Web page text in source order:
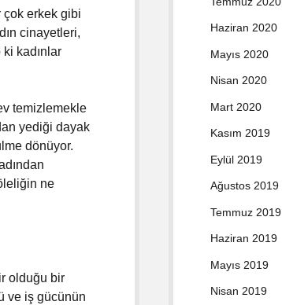
çok erkek gibi
cinayetleri,
kadınlar
temizlemekle
yediği dayak
dönüyor.
ne
olduğu bir
ve iş gücünün
Haziran 2020
Mayıs 2020
Nisan 2020
Mart 2020
Kasım 2019
Eylül 2019
Ağustos 2019
Temmuz 2019
Haziran 2019
Mayıs 2019
Nisan 2019